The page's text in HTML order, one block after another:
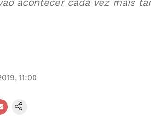
acontecer cada vez mais
11:00